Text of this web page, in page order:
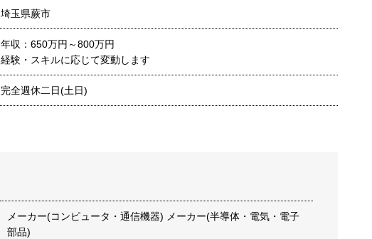
埼玉県蕨市
年収：650万円～800万円
経験・スキルに応じて変動します
完全週休二日(土日)
メーカー(コンピュータ・通信機器) メーカー(半導体・電気・電子
部品)